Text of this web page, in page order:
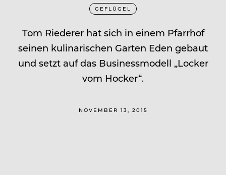
GEFLÜGEL
Tom Riederer hat sich in einem Pfarrhof
seinen kulinarischen Garten Eden gebaut
und setzt auf das Businessmodell „Locker
vom Hocker“.
NOVEMBER 13, 2015